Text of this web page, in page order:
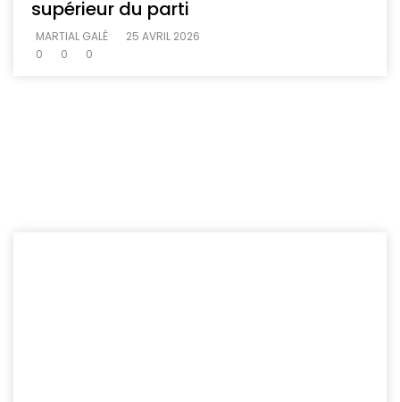
supérieur du parti
MARTIAL GALÉ
25 AVRIL 2026
0
0 0